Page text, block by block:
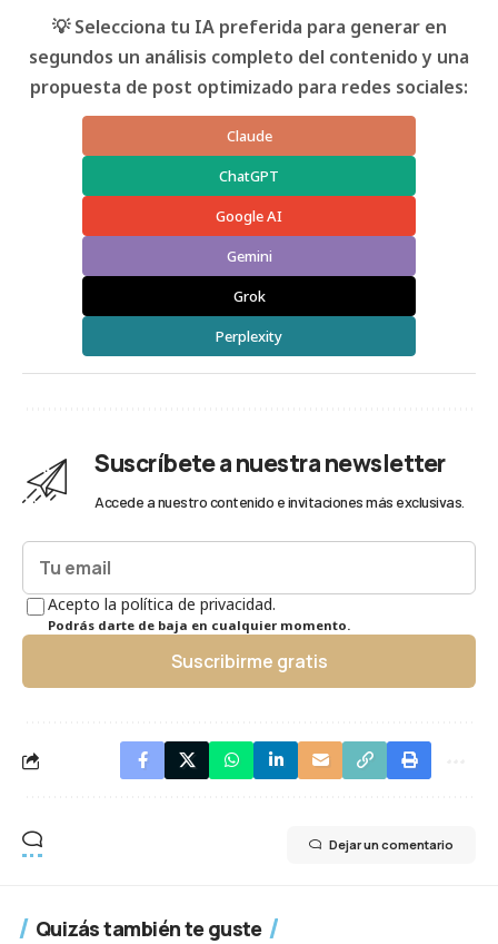
💡 Selecciona tu IA preferida para generar en
segundos un análisis completo del contenido y una
propuesta de post optimizado para redes sociales:
Claude
ChatGPT
Google AI
Gemini
Grok
Perplexity
Suscríbete a nuestra newsletter
Accede a nuestro contenido e invitaciones más exclusivas.
Acepto la política de privacidad.
Podrás darte de baja en cualquier momento.
Suscribirme gratis
Dejar un comentario
Quizás también te guste